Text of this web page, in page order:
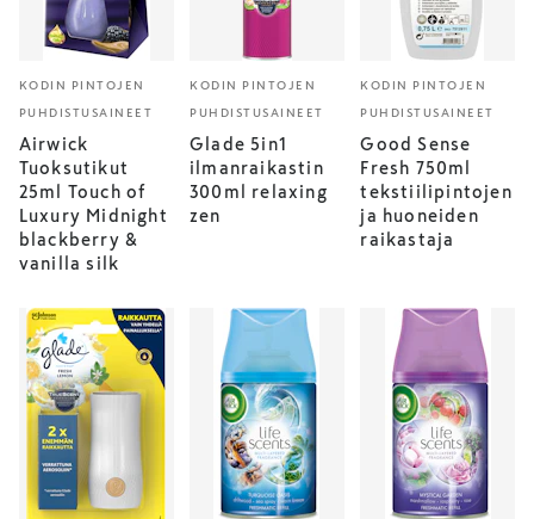
KODIN PINTOJEN
PUHDISTUSAINEET
Airwick
Tuoksutikut
25ml Touch of
Luxury Midnight
blackberry &
vanilla silk
KODIN PINTOJEN
PUHDISTUSAINEET
Glade 5in1
ilmanraikastin
300ml relaxing
zen
KODIN PINTOJEN
PUHDISTUSAINEET
Good Sense
Fresh 750ml
tekstiilipintojen
ja huoneiden
raikastaja